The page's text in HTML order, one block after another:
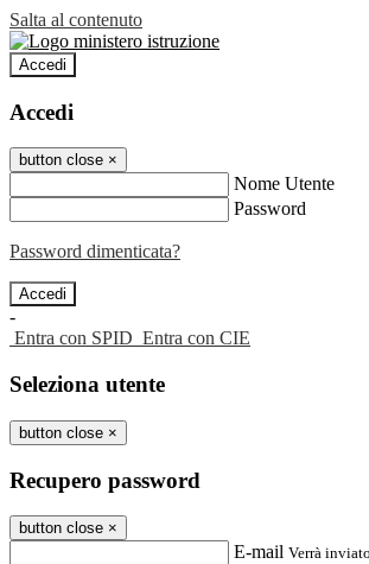
Salta al contenuto
Accedi
Accedi
button close ×
Nome Utente
Password
Password dimenticata?
-
Entra con SPID Entra con CIE
Seleziona utente
button close ×
Recupero password
button close ×
E-mail Verrà